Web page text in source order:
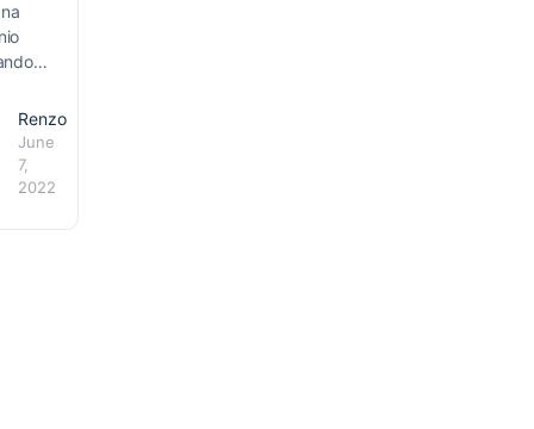
Renzo
June
7,
2022